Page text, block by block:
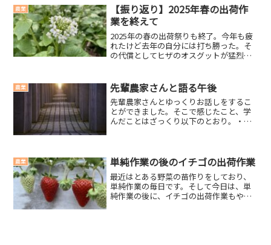
根...
農業
【振り返り】2025年春の出荷作
業を終えて
2025年の春の出荷祭りも終了。今年も疲
れたけど去年の自分には打ち勝った。そ
の代償としてヒザのオスグットが猛烈に
因として考えられるのは気温が低かった
ことが上げられ...
農業 先輩農家さんと語る午後
先輩農家さんとゆっくりお話しをするこ
とができました。そこで感じたこと、学
んだことはざっくり以下のとおり。・物
求めてはならない。・人の話...
農業 単純作業の後のイチゴの出荷作業
最近はとある野菜の苗作りをしており、
単純作業の毎日です。そして今日は、単
純作業の後に、イチゴの出荷作業もやる